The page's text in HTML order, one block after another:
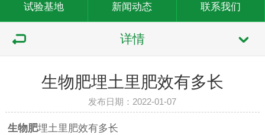
试验基地 新闻动态 联系我们
详情
生物肥埋土里肥效有多长
发布日期：2022-01-07
生物肥埋土里肥效有多长